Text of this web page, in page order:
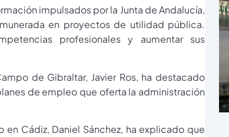
impulsados por la Junta de Andalucía,
en proyectos de utilidad pública.
profesionales y aumentar sus
de Gibraltar, Javier Ros, ha destacado
de empleo que oferta la administración
Cádiz, Daniel Sánchez, ha explicado que